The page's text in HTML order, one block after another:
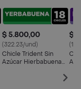
$ 5.800,00
(322.23/und)
Chicle Trident Sin
Azúcar Hierbabuena
$